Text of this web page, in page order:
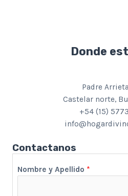
Donde
Padre
Castelar norte,
+54 (15)
Contactanos
Nombre y Apellido *